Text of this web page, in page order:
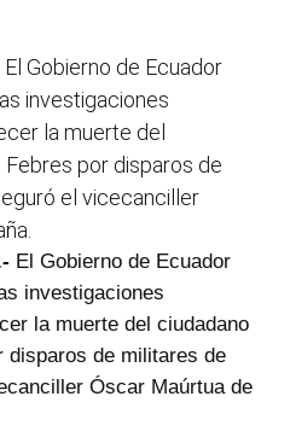
El Gobierno de Ecuador
investigaciones
la muerte del
Febres por disparos de
el vicecanciller
El Gobierno de Ecuador
investigaciones
la muerte del ciudadano
disparos de militares de
Óscar Maúrtua de